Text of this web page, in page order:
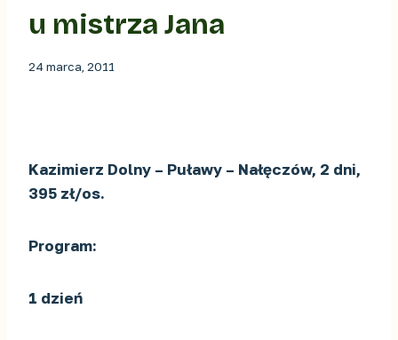
u mistrza Jana
24 marca, 2011
Kazimierz Dolny – Puławy – Nałęczów, 2 dni,
395 zł/os.
Program:
1 dzień